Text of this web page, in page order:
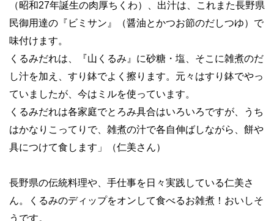
（昭和27年誕生の肉厚ちくわ）、出汁は、これまた長野県
民御用達の『ビミサン』（醤油とかつお節のだしつゆ）で
味付けます。
くるみだれは、『山くるみ』に砂糖・塩、そこに雑煮のだ
し汁を加え、すり鉢でよく擦ります。元々はすり鉢でやっ
ていましたが、今はミルを使っています。
くるみだれは各家庭でとろみ具合はいろいろですが、うち
はかなりこってりで、雑煮の汁で各自伸ばしながら、餅や
具につけて食します」（仁美さん）
長野県の伝統料理や、手仕事を日々実践している仁美さ
ん。くるみのディップをオンして食べるお雑煮！おいしそ
うです。